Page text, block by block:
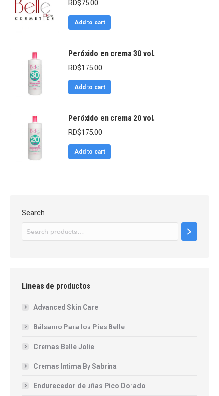
RD$75.00
Add to cart
Peróxido en crema 30 vol.
RD$175.00
Add to cart
Peróxido en crema 20 vol.
RD$175.00
Add to cart
Search
Lineas de productos
Advanced Skin Care
Bálsamo Para los Pies Belle
Cremas Belle Jolie
Cremas Intima By Sabrina
Endurecedor de uñas Pico Dorado